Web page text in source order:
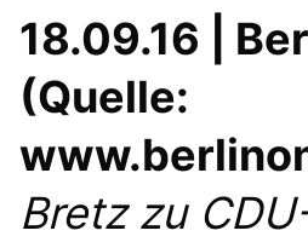
MEIN
18.09.16 |
(Quelle:
Bretz zu